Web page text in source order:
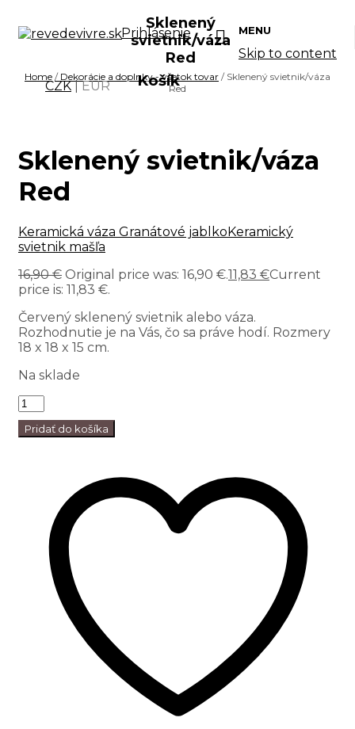
Prihlásenie
Košík
CZK|EUR
MENU
Skip to content
Sklenený
svietnik/váza
Red
Home / Dekorácie a doplnky - všetok tovar / Sklenený svietnik/váza
Red
Sklenený svietnik/váza
Red
Keramická váza Granátové jablkoKeramický
svietnik mašľa
16,90€ Original price was: 16,90 €.11,83 €Current
price is: 11,83 €.
Červený sklenený svietnik alebo váza.
Rozhodnutie je na Vás, čo sa práve hodí. Rozmery
18 x 18 x 15 cm.
Na sklade
Pridať do košíka